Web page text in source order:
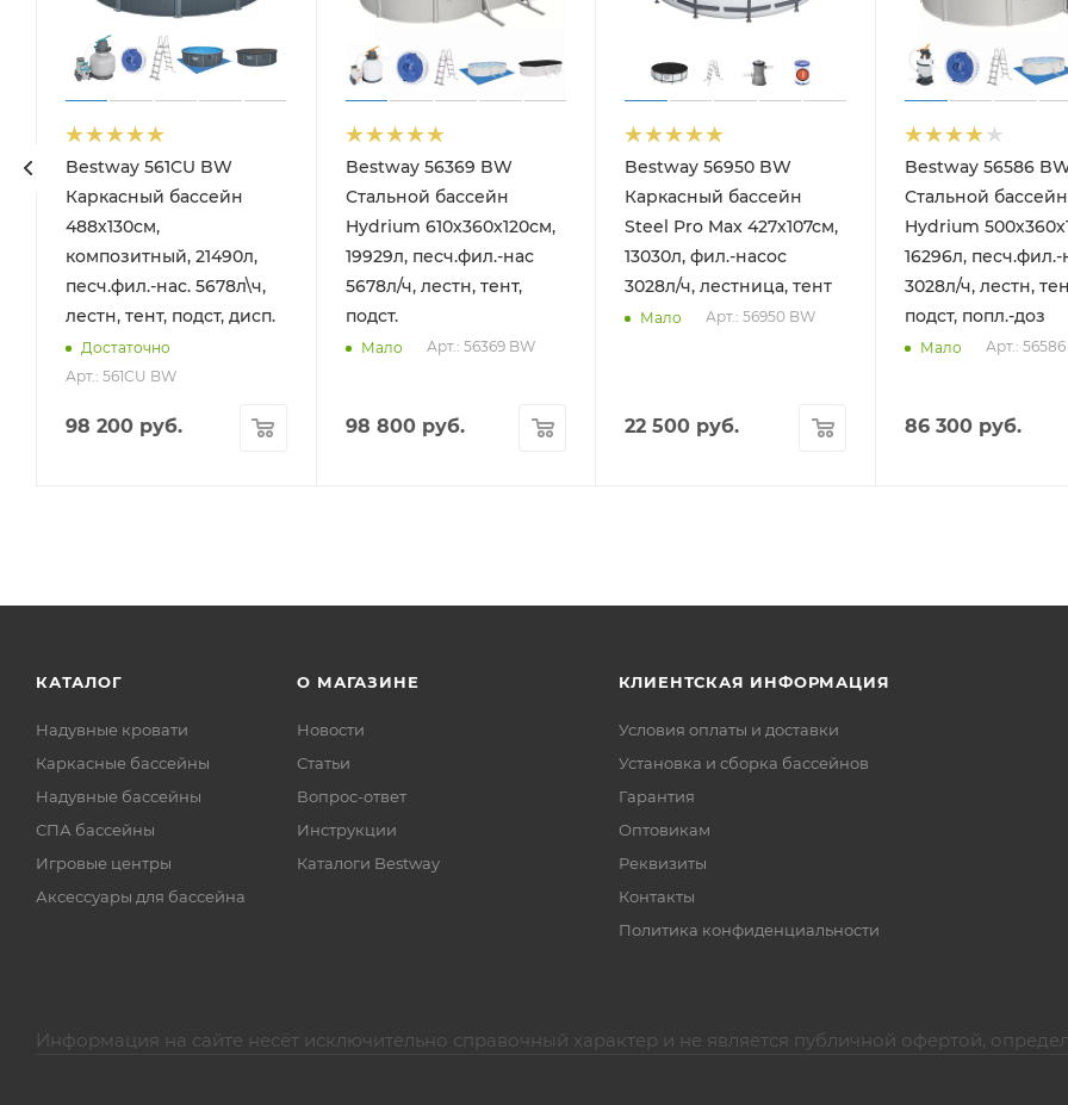
Bestway 561CU BW
Каркасный бассейн
488х130см,
композитный, 21490л,
песч.фил.-нас. 5678л\ч,
лестн, тент, подст, дисп.
Достаточно
Арт.: 561CU BW
98 200руб.
Bestway 56369 BW
Стальной бассейн
Hydrium 610х360х120см,
19929л, песч.фил.-нас
5678л/ч, лестн, тент,
подст.
Мало Арт.: 56369 BW
98 800руб.
Bestway 56950 BW
Каркасный бассейн
Steel Pro Max 427х107см,
13030л, фил.-насос
3028л/ч, лестница, тент
Мало Арт.: 56950 BW
22 500 руб.
Bestway 56586
Стальной бассейн
Hydrium
16296л, песч.фил.-
3028л/ч, лестн,
подст, попл.-доз
Мало Арт.:
86 300 руб.
КАТАЛОГ
Надувные кровати
Каркасные бассейны
Надувные бассейны
СПА бассейны
Игровые центры
Аксессуары для бассейна
О МАГАЗИНЕ
Новости
Статьи
Вопрос-ответ
Инструкции
Каталоги Bestway
КЛИЕНТСКАЯ ИНФОРМАЦИЯ
Условия оплаты и доставки
Установка и сборка бассейнов
Гарантия
Оптовикам
Реквизиты
Контакты
Политика конфиденциальности
Информация на сайте несёт исключительно справочный характер и не является публичной офертой,